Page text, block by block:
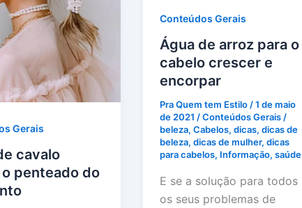
Gerais
cavalo
penteado do
Conteúdos Gerais
Água de arroz para o
cabelo crescer e
encorpar
Pra Quem tem Estilo/1 de maio
de 2021/Conteúdos Gerais/
beleza,Cabelos,dicas,dicas de
beleza,dicas de mulher,dicas
para cabelos, Informação,saúde
E se a solução para todos
os seus problemas de